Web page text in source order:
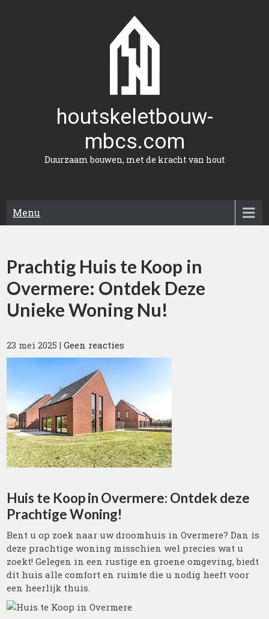
houtskeletbouw-
mbcs.com
Duurzaam bouwen, met de kracht van hout
Menu
Prachtig Huis te Koop in
Overmere: Ontdek Deze
Unieke Woning Nu!
23 mei 2025 |Geen reacties
Huis te Koop in Overmere: Ontdek deze
Prachtige Woning!
Bent u op zoek naar uw droomhuis in Overmere? Dan is
deze prachtige woning misschien wel precies wat u
zoekt! Gelegen in een rustige en groene omgeving, biedt
dit huis alle comfort en ruimte die u nodig heeft voor
een heerlijk thuis.